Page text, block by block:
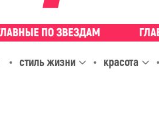
стиль жизни красота